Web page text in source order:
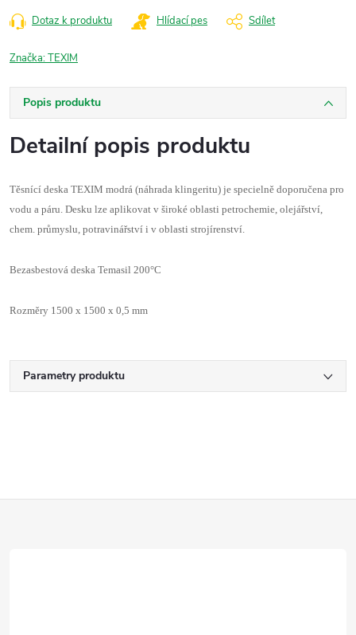
Dotaz k produktu Hlídací pes Sdílet
Značka:TEXIM
Popis produktu
Detailní popis produktu
Těsnící deska TEXIM modrá (náhrada klingeritu) je specielně doporučena pro
vodu a páru. Desku lze aplikovat v široké oblasti petrochemie, olejářství,
chem. průmyslu, potravinářství i v oblasti strojírenství.
Bezasbestová deska Temasil 200°C
Rozměry 1500 x 1500 x 0,5 mm
Parametry produktu